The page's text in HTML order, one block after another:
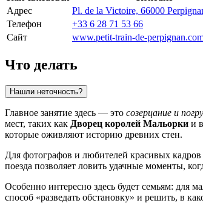
Адрес
Pl. de la Victoire, 66000
Телефон
+33 6 28 71 53 66
Сайт
www.petit-train-de-
Что делать
Нашли неточность?
Главное занятие здесь — это созерцание и
мест, таких как Дворец королей Мальорки и
которые оживляют историю древних стен.
Для фотографов и любителей красивых
поезда позволяет ловить удачные моменты,
Особенно интересно здесь будет семьям: для
способ «разведать обстановку» и решить, в